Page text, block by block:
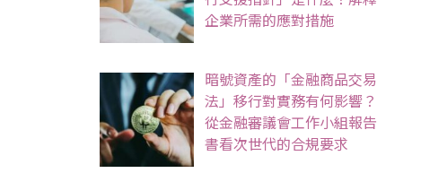
企業所需的應對措施
暗號資產的「金融商品交易
法」移行對實務有何影響？
從金融審議會工作小組報告
書看次世代的合規要求